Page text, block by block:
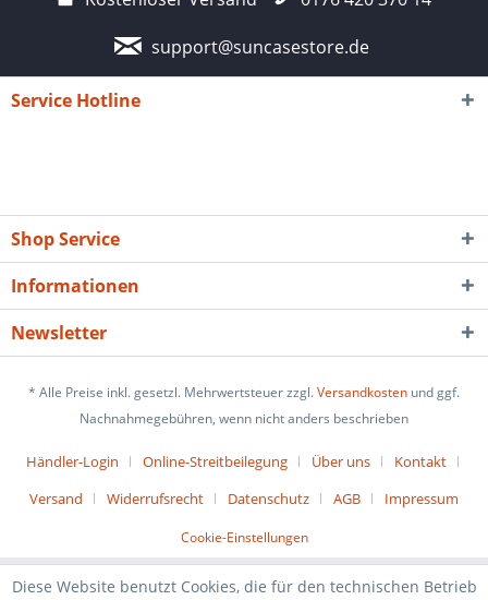
support@suncasestore.de
Service Hotline
Shop Service
Informationen
Newsletter
* Alle Preise inkl. gesetzl. Mehrwertsteuer zzgl.Versandkosten und ggf.
Nachnahmegebühren, wenn nicht anders beschrieben
Händler-Login Online-Streitbeilegung Über uns
Kontakt
Versand
Widerrufsrecht Datenschutz AGB Impressum
Cookie-Einstellungen
Diese Website benutzt Cookies, die für den technischen Betrieb